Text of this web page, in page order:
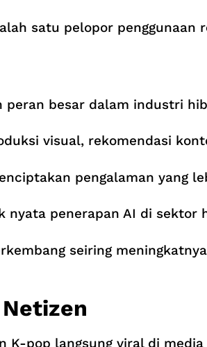
satu pelopor
besar dalam industri
visual, rekomendasi
pengalaman yang
nyata penerapan AI di sektor
seiring
K-pop langsung viral di media